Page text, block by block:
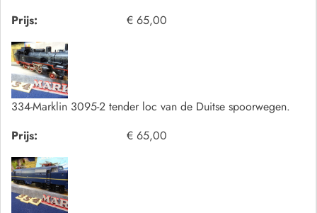
Prijs:
€ 65,00
334-Marklin 3095-2 tender loc van de Duitse spoorwegen.
Prijs:
€ 65,00